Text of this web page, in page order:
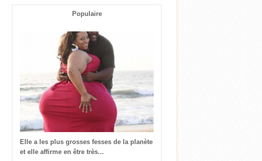
Populaire
Elle a les plus grosses fesses de la planète
et elle affirme en être très...